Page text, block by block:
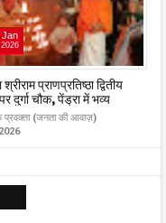
Jan
2026
प्राणप्रतिष्ठा द्वितीय
दुर्गा चौक, पेंड्रा में भव्य
सम्पन्न
प्रवक्ता (जनता की आवाज़)